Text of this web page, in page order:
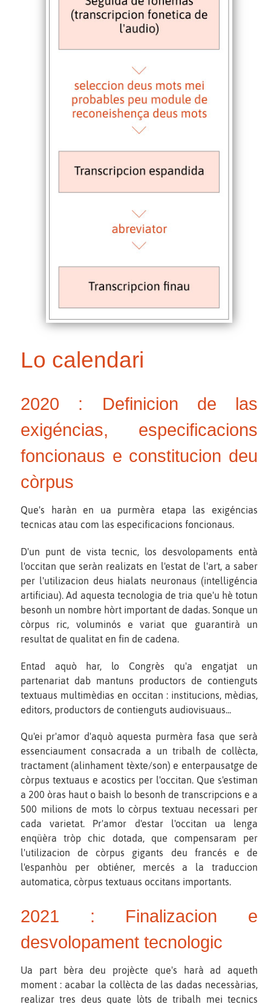
Lo calendari
2020 : Definicion de las
exigéncias, especificacions
foncionaus e constitucion deu
còrpus
Que's haràn en ua purmèra etapa las exigéncias
tecnicas atau com las especificacions foncionaus.
D'un punt de vista tecnic, los desvolopaments entà
l'occitan que seràn realizats en l'estat de l'art, a saber
per l'utilizacion deus hialats neuronaus (intelligéncia
artificiau). Ad aquesta tecnologia de tria que'u hè totun
besonh un nombre hòrt important de dadas. Sonque un
còrpus ric, voluminós e variat que guarantirà un
resultat de qualitat en fin de cadena.
Entad aquò har, lo Congrès qu'a engatjat un
partenariat dab mantuns productors de contienguts
textuaus multimèdias en occitan : institucions, mèdias,
editors, productors de contienguts audiovisuaus...
Qu'ei pr'amor d'aquò aquesta purmèra fasa que serà
essenciaument consacrada a un tribalh de collècta,
tractament (alinhament tèxte/son) e enterpausatge de
còrpus textuaus e acostics per l'occitan. Que s'estiman
a 200 òras haut o baish lo besonh de transcripcions e a
500 milions de mots lo còrpus textuau necessari per
cada varietat. Pr'amor d'estar l'occitan ua lenga
enqüèra tròp chic dotada, que compensaram per
l'utilizacion de còrpus gigants deu francés e de
l'espanhòu per obtiéner, mercés a la traduccion
automatica, còrpus textuaus occitans importants.
2021 : Finalizacion e
desvolopament tecnologic
Ua part bèra deu projècte que's harà ad aqueth
moment : acabar la collècta de las dadas necessàrias,
realizar tres deus quate lòts de tribalh mei tecnics